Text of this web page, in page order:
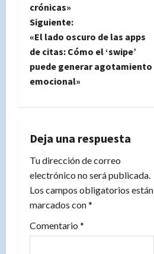
e
g
a
c
ó
n
d
e
e
crónicas»
Siguiente:
«El lado oscuro de las apps
de citas: Cómo el ‘swipe’
puede generar agotamiento
emocional»
Deja una respuesta
Tu dirección de correo
electrónico no será publicada.
Los campos obligatorios están
marcados con*
Comentario *